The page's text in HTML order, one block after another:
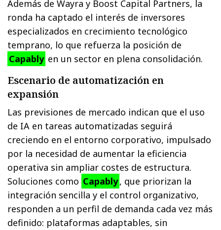
Además de Wayra y Boost Capital Partners, la
ronda ha captado el interés de inversores
especializados en crecimiento tecnológico
temprano, lo que refuerza la posición de
Capably en un sector en plena consolidación.
Escenario de automatización en
expansión
Las previsiones de mercado indican que el uso
de IA en tareas automatizadas seguirá
creciendo en el entorno corporativo, impulsado
por la necesidad de aumentar la eficiencia
operativa sin ampliar costes de estructura.
Soluciones como Capably, que priorizan la
integración sencilla y el control organizativo,
responden a un perfil de demanda cada vez más
definido: plataformas adaptables, sin